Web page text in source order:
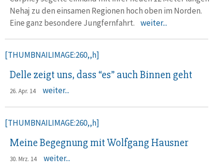
Nehaj zu den einsamen Regionen hoch oben im Norden.
Eine ganz besondere Jungfernfahrt. weiter...
[THUMBNAILIMAGE:260,,h]
Delle zeigt uns, dass “es” auch Binnen geht
26. Apr. 14 weiter...
[THUMBNAILIMAGE:260,,h]
Meine Begegnung mit Wolfgang Hausner
30. Mrz. 14 weiter...